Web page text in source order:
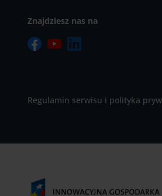
Znajdziesz nas na
Regulamin serwisu i polityka